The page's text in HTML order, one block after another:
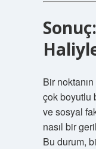
Bir
çok boyutlu
ve sosyal
nasıl bir
Bu durum,